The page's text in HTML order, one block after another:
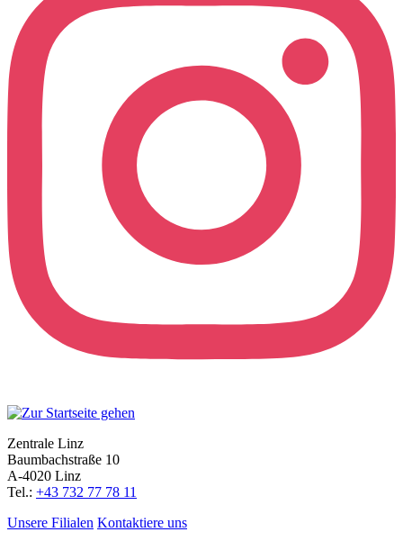
Zentrale Linz
Baumbachstraße 10
A-4020 Linz
Tel.: +43 732 77 78 11
Unsere Filialen Kontaktiere uns